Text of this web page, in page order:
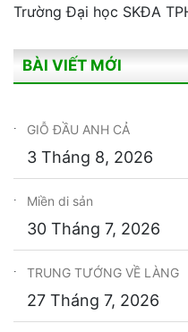
Trường Đại học SKĐA
BÀI VIẾT MỚI
GIỖ ĐẦU ANH CẢ
3 Tháng 8, 2026
Miền di sản
30 Tháng 7, 2026
TRUNG TƯỚNG VỀ LÀNG
27 Tháng 7, 2026